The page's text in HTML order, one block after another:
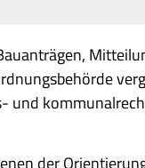
und
der